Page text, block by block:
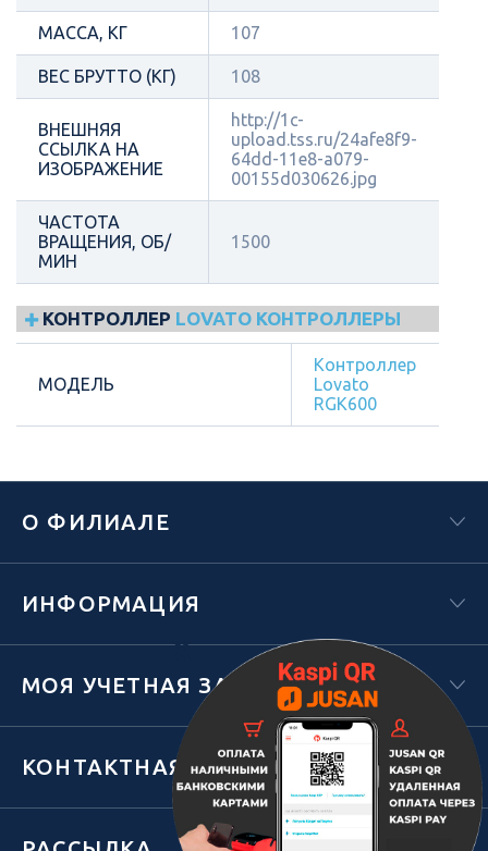
МАССА, КГ 107
ВЕС БРУТТО (КГ) 108
ВНЕШНЯЯ
ССЫЛКА НА
ИЗОБРАЖЕНИЕ
http://1c-
upload.tss.ru/24afe8f9-
64dd-11e8-a079-
00155d030626.jpg
ЧАСТОТА
ВРАЩЕНИЯ, ОБ/
МИН
1500
КОНТРОЛЛЕР LOVATO КОНТРОЛЛЕРЫ
МОДЕЛЬ
Контроллер
Lovato
RGK600
Х
О ФИЛИАЛЕ
ИНФОРМАЦИЯ
МОЯ УЧЕТНАЯ ЗАПИСЬ
КОНТАКТНАЯ ИНФОРМАЦИЯ